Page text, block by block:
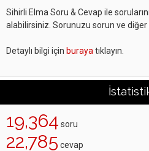
Sihirli Elma Soru & Cevap ile
alabilirsiniz. Sorunuzu sorun ve diğer
Detaylı bilgi için buraya tıklayın.
19,364 soru
22,785 cevap